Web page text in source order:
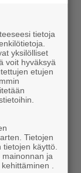
äärellä –
yrittäjälle
”villisian
YEL-varoitus
tietoja
yksilölliset
voit hyväksyä
etujen
Tietojen
käyttö.
ja
.